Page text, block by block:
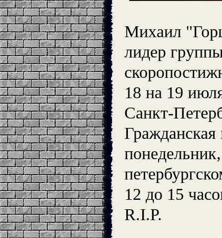
Михаил
лидер
18 на 19
Санкт-
12 до 15
R.I.P.